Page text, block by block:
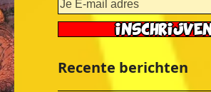
Recente berichten